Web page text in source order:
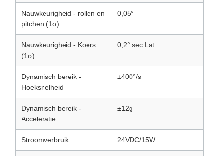
Nauwkeurigheid - rollen en
pitchen (1σ)
0,05°
Nauwkeurigheid - Koers
(1σ)
0,2° sec Lat
Dynamisch bereik -
Hoeksnelheid
±400°/s
Dynamisch bereik -
Acceleratie
±12g
Stroomverbruik 24VDC/15W